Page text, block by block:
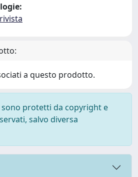
a questo prodotto.
sono protetti da copyright e
salvo diversa